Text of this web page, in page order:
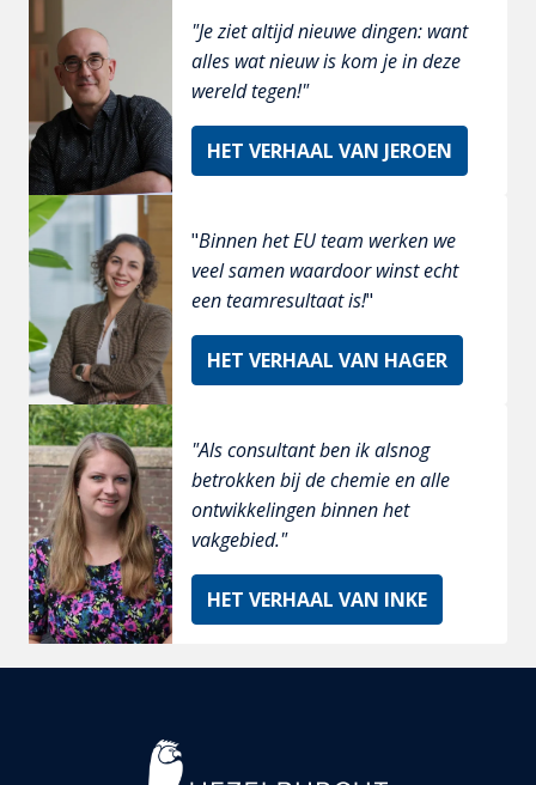
"Je ziet altijd nieuwe dingen: want
alles wat nieuw is kom je in deze
wereld tegen!"
HET VERHAAL VAN JEROEN
"Binnen het EU team werken we
veel samen waardoor winst echt
een teamresultaat is!"
HET VERHAAL VAN HAGER
"Als consultant ben ik alsnog
betrokken bij de chemie en alle
ontwikkelingen binnen het
vakgebied."
HET VERHAAL VAN INKE